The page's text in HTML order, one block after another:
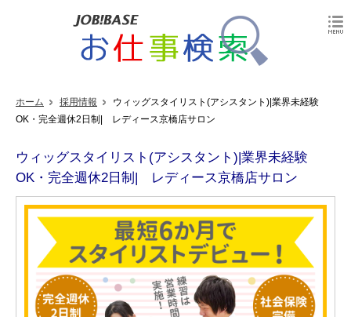
ホーム 採用情報
ウィッグスタイリスト(アシスタント)|業界未経験
OK・完全週休2日制| レディース京橋店サロン
ウィッグスタイリスト(アシスタント)|業界未経験
OK・完全週休2日制| レディース京橋店サロン